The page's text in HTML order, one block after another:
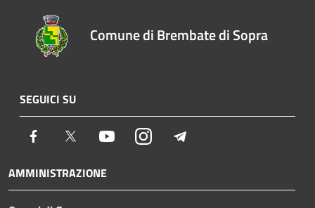
Comune di Brembate di Sopra
SEGUICI SU
Facebook Twitter YoutubeInstagram
AMMINISTRAZIONE